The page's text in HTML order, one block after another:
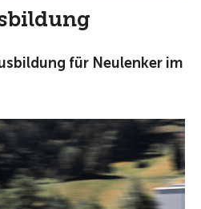
für Neulenker im